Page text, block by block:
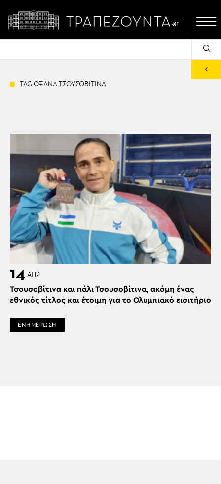
TAG:ΟΞΑΝΑ ΤΣΟΥΣΟΒΙΤΙΝΑ
14 ΑΠΡ
Τσουσοβίτινα και πάλι Τσουσοβίτινα, ακόμη ένας
εθνικός τίτλος και έτοιμη για το Ολυμπιακό εισιτήριο
ΕΝΗΜΕΡΩΣΗ